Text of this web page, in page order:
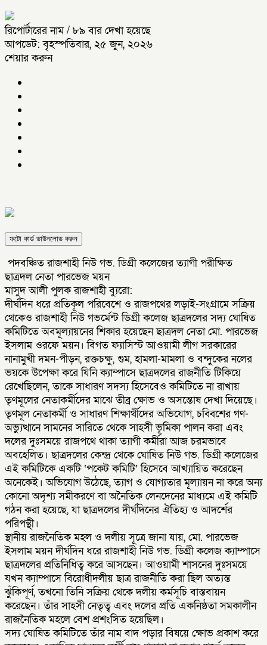
রিপোর্টারের নাম/ ৮৯ বার দেখা হয়েছে
আপডেট: বৃহস্পতিবার, ২৫ জুন, ২০২৬
শেয়ার করুন
ফটো কার্ড ডাউনলোড করুন
​ পদবঞ্চিত রাজশাহী নিউ গভ. ডিগ্রী কলেজের ত্যাগী পরীক্ষিত
ছাত্রদল নেতা পারভেজ ময়ন
​মাসুদ আলী পুলক রাজশাহী ব্যুরো:
দীর্ঘদিন ধরে প্রতিকূল পরিবেশে ও রাজপথের লড়াই-সংগ্রামে সক্রিয়
থেকেও রাজশাহী নিউ গভর্মেন্ট ডিগ্রী কলেজ ছাত্রদলের সদ্য ঘোষিত
কমিটিতে অবমূল্যায়নের শিকার হয়েছেন ছাত্রদল নেতা মো. পারভেজ
ইসলাম ওরফে ময়ন। বিগত ফ্যাসিস্ট আওয়ামী লীগ সরকারের
নানামুখী দমন-পীড়ন, রক্তচক্ষু, গুম, হামলা-মামলা ও বন্দুকের নলের
ভয়কে উপেক্ষা করে যিনি ক্যাম্পাসে ছাত্রদলের রাজনীতি টিকিয়ে
রেখেছিলেন, তাকে সাধারণ সদস্য হিসেবেও কমিটিতে না রাখায়
তৃণমূলের নেতাকর্মীদের মাঝে তীব্র ক্ষোভ ও অসন্তোষ দেখা দিয়েছে।
​তৃণমূল নেতাকর্মী ও সাধারণ শিক্ষার্থীদের অভিযোগ, চব্বিশের গণ-
অভ্যুত্থানে সামনের সারিতে থেকে সাহসী ভূমিকা পালন করা এবং
দলের দুঃসময়ে রাজপথে থাকা ত্যাগী কর্মীরা আজ চরমভাবে
অবহেলিত। ছাত্রদলের কেন্দ্র থেকে ঘোষিত নিউ গভ. ডিগ্রী কলেজের
এই কমিটিকে একটি ‘পকেট কমিটি’ হিসেবে আখ্যায়িত করেছেন
অনেকেই। অভিযোগ উঠেছে, ত্যাগ ও যোগ্যতার মূল্যায়ন না করে অন্য
কোনো অদৃশ্য সমীকরণে বা অনৈতিক লেনদেনের মাধ্যমে এই কমিটি
গঠন করা হয়েছে, যা ছাত্রদলের দীর্ঘদিনের ঐতিহ্য ও আদর্শের
পরিপন্থী।
​স্থানীয় রাজনৈতিক মহল ও দলীয় সূত্রে জানা যায়, মো. পারভেজ
ইসলাম ময়ন দীর্ঘদিন ধরে রাজশাহী নিউ গভ. ডিগ্রী কলেজ ক্যাম্পাসে
ছাত্রদলের প্রতিনিধিত্ব করে আসছেন। আওয়ামী শাসনের দুঃসময়ে
যখন ক্যাম্পাসে বিরোধীদলীয় ছাত্র রাজনীতি করা ছিল অত্যন্ত
ঝুঁকিপূর্ণ, তখনো তিনি সক্রিয় থেকে দলীয় কর্মসূচি বাস্তবায়ন
করেছেন। তাঁর সাহসী নেতৃত্ব এবং দলের প্রতি একনিষ্ঠতা সমকালীন
রাজনৈতিক মহলে বেশ প্রশংসিত হয়েছিল।
​সদ্য ঘোষিত কমিটিতে তাঁর নাম বাদ পড়ার বিষয়ে ক্ষোভ প্রকাশ করে